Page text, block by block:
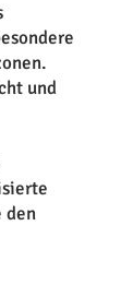
und
den